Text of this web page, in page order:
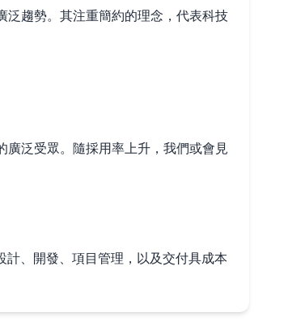
趨勢。其注重簡約的理念，代表科技
泛受眾。隨採用率上升，我們或會見
、開發、項目管理，以及交付具成本